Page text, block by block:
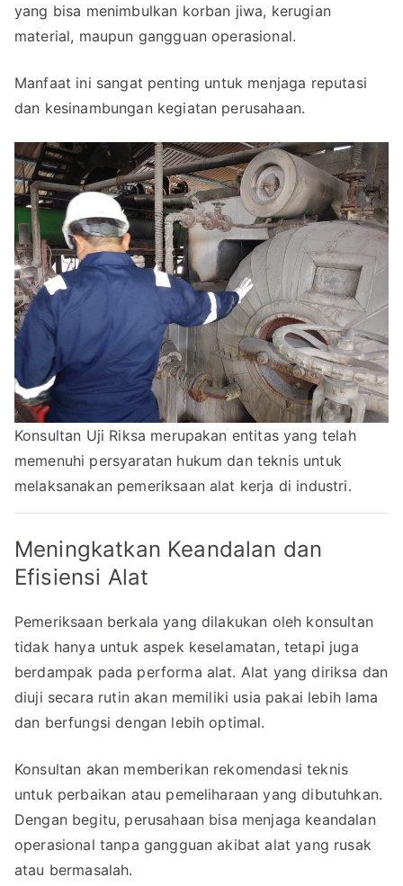
yang bisa menimbulkan korban jiwa, kerugian
material, maupun gangguan operasional.
Manfaat ini sangat penting untuk menjaga reputasi
dan kesinambungan kegiatan perusahaan.
Konsultan Uji Riksa merupakan entitas yang telah
memenuhi persyaratan hukum dan teknis untuk
melaksanakan pemeriksaan alat kerja di industri.
Meningkatkan Keandalan dan
Efisiensi Alat
Pemeriksaan berkala yang dilakukan oleh konsultan
tidak hanya untuk aspek keselamatan, tetapi juga
berdampak pada performa alat. Alat yang diriksa dan
diuji secara rutin akan memiliki usia pakai lebih lama
dan berfungsi dengan lebih optimal.
Konsultan akan memberikan rekomendasi teknis
untuk perbaikan atau pemeliharaan yang dibutuhkan.
Dengan begitu, perusahaan bisa menjaga keandalan
operasional tanpa gangguan akibat alat yang rusak
atau bermasalah.